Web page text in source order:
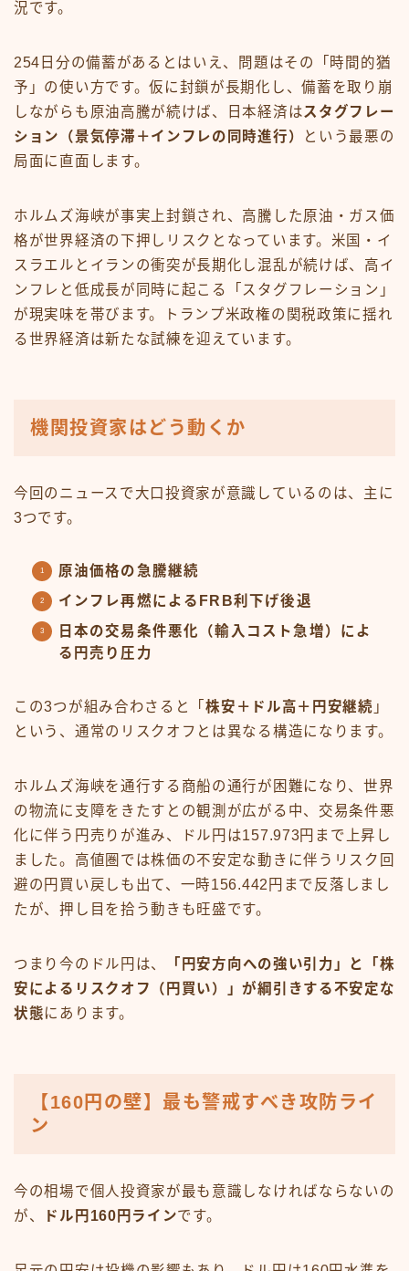
況です。
254日分の備蓄があるとはいえ、問題はその「時間的猶
予」の使い方です。仮に封鎖が長期化し、備蓄を取り崩
しながらも原油高騰が続けば、日本経済はスタグフレー
ション（景気停滞＋インフレの同時進行）
という最悪の
局面に直面します。
ホルムズ海峡が事実上封鎖され、高騰した原油・ガス価
格が世界経済の下押しリスクとなっています。米国・イ
スラエルとイランの衝突が長期化し混乱が続けば、高イ
ンフレと低成長が同時に起こる「スタグフレーション」
が現実味を帯びます。トランプ米政権の関税政策に揺れ
る世界経済は新たな試練を迎えています。
機関投資家はどう動くか
今回のニュースで大口投資家が意識しているのは、主に
3つです。
原油価格の急騰継続
インフレ再燃によるFRB利下げ後退
日本の交易条件悪化（輸入コスト急増）によ
る円売り圧力
この3つが組み合わさると「株安＋ドル高＋円安継続 」
という、通常のリスクオフとは異なる構造になります。
ホルムズ海峡を通行する商船の通行が困難になり、世界
の物流に支障をきたすとの観測が広がる中、交易条件悪
化に伴う円売りが進み、ドル円は157.973円まで上昇し
ました。高値圏では株価の不安定な動きに伴うリスク回
避の円買い戻しも出て、一時156.442円まで反落しまし
たが、押し目を拾う動きも旺盛です。
つまり今のドル円は、
「円安方向への強い引力」と「株
安によるリスクオフ（円買い）」が綱引きする不安定な
状態にあります。
【160円の壁】最も警戒すべき攻防ライ
ン
今の相場で個人投資家が最も意識しなければならないの
が、
ドル円160円ラインです。